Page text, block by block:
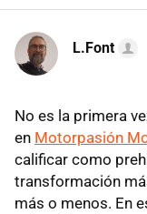
L.Font
No es la primera
en Motorpasión
calificar como
transformación
más o menos. En